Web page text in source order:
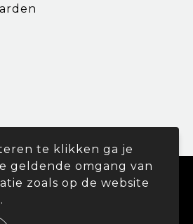
Promohouse 2024
te klikken ga je
geldende omgang van
zoals op de website